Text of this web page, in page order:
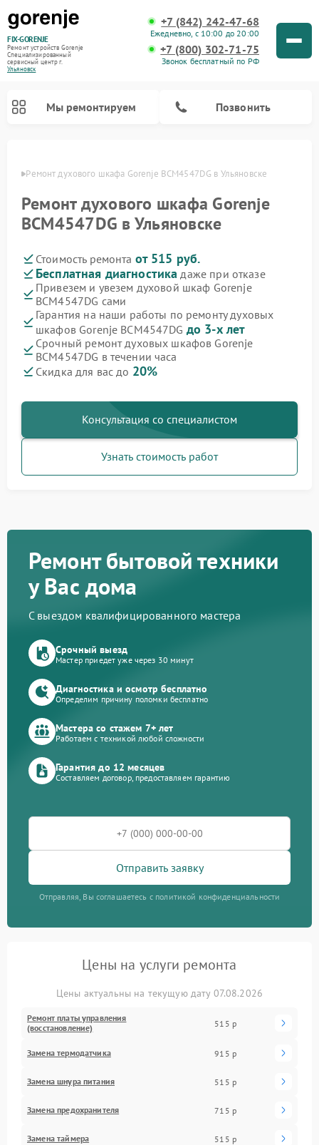
FIX-GORENJE
Ремонт устройств Gorenje
Специализированный
cервисный центр г.
Ульяновск
+7 (842) 242-47-68
Ежедневно, с 10:00 до 20:00
+7 (800) 302-71-75
Звонок бесплатный по РФ
Мы ремонтируем Позвонить
Ремонт духового шкафа Gorenje BCM4547DG в Ульяновске
Ремонт духового шкафа Gorenje
BCM4547DG в Ульяновске
Стоимость ремонта от 515 руб.
Бесплатная диагностика даже при отказе
Привезем и увезем духовой шкаф Gorenje
BCM4547DG сами
Гарантия на наши работы по ремонту духовых
шкафов Gorenje BCM4547DG до 3-х лет
Срочный ремонт духовых шкафов Gorenje
BCM4547DG в течении часа
Скидка для вас до 20%
Консультация со специалистом
Узнать стоимость работ
Ремонт бытовой техники
у Вас дома
С выездом квалифицированного мастера
Срочный выезд
Мастер приедет уже через 30 минут
Диагностика и осмотр бесплатно
Определим причину поломки бесплатно
Мастера со стажем 7+ лет
Работаем с техникой любой сложности
Гарантия до 12 месяцев
Составляем договор, предоставляем гарантию
Отправить заявку
Отправляя, Вы соглашаетесь с политикой конфиденциальности
Цены на услуги ремонта
Цены актуальны на текущую дату 07.08.2026
Ремонт платы управления
(восстановление)
515 р
Замена термодатчика 915 р
Замена шнура питания 515 р
Замена предохранителя 715 р
Замена таймера 515 р